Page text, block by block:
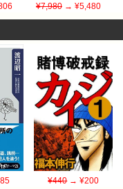
¥7,980 → ¥5,480
¥440→ ¥200